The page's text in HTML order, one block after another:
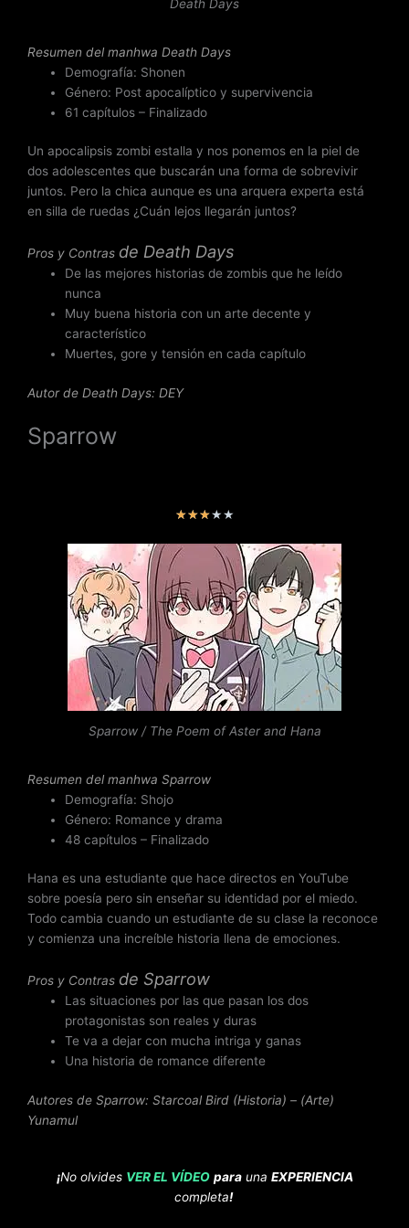
e
Death Days
Resumen del manhwa Death Days
Demografía: Shonen
Género: Post apocalíptico y supervivencia
61 capítulos – Finalizado
Un apocalipsis zombi estalla y nos ponemos en la piel de
dos adolescentes que buscarán una forma de sobrevivir
juntos. Pero la chica aunque es una arquera experta está
en silla de ruedas ¿Cuán lejos llegarán juntos?
Pros y Contras de Death Days
De las mejores historias de zombis que he leído
nunca
Muy buena historia con un arte decente y
característico
Muertes, gore y tensión en cada capítulo
Autor de Death Days: DEY
Sparrow
★★★★★V
o
r
a
d
o
c
o
n
3
Sparrow / The Poem of Aster and Hana
Resumen del manhwa Sparrow
Demografía: Shojo
Género: Romance y drama
48 capítulos – Finalizado
Hana es una estudiante que hace directos en YouTube
sobre poesía pero sin enseñar su identidad por el miedo.
Todo cambia cuando un estudiante de su clase la reconoce
y comienza una increíble historia llena de emociones.
Pros y Contras de Sparrow
Las situaciones por las que pasan los dos
protagonistas son reales y duras
Te va a dejar con mucha intriga y ganas
Una historia de romance diferente
Autores de Sparrow: Starcoal Bird (Historia) – (Arte)
Yunamul
¡No olvides VER EL VÍDEO parauna EXPERIENCIA
completa!